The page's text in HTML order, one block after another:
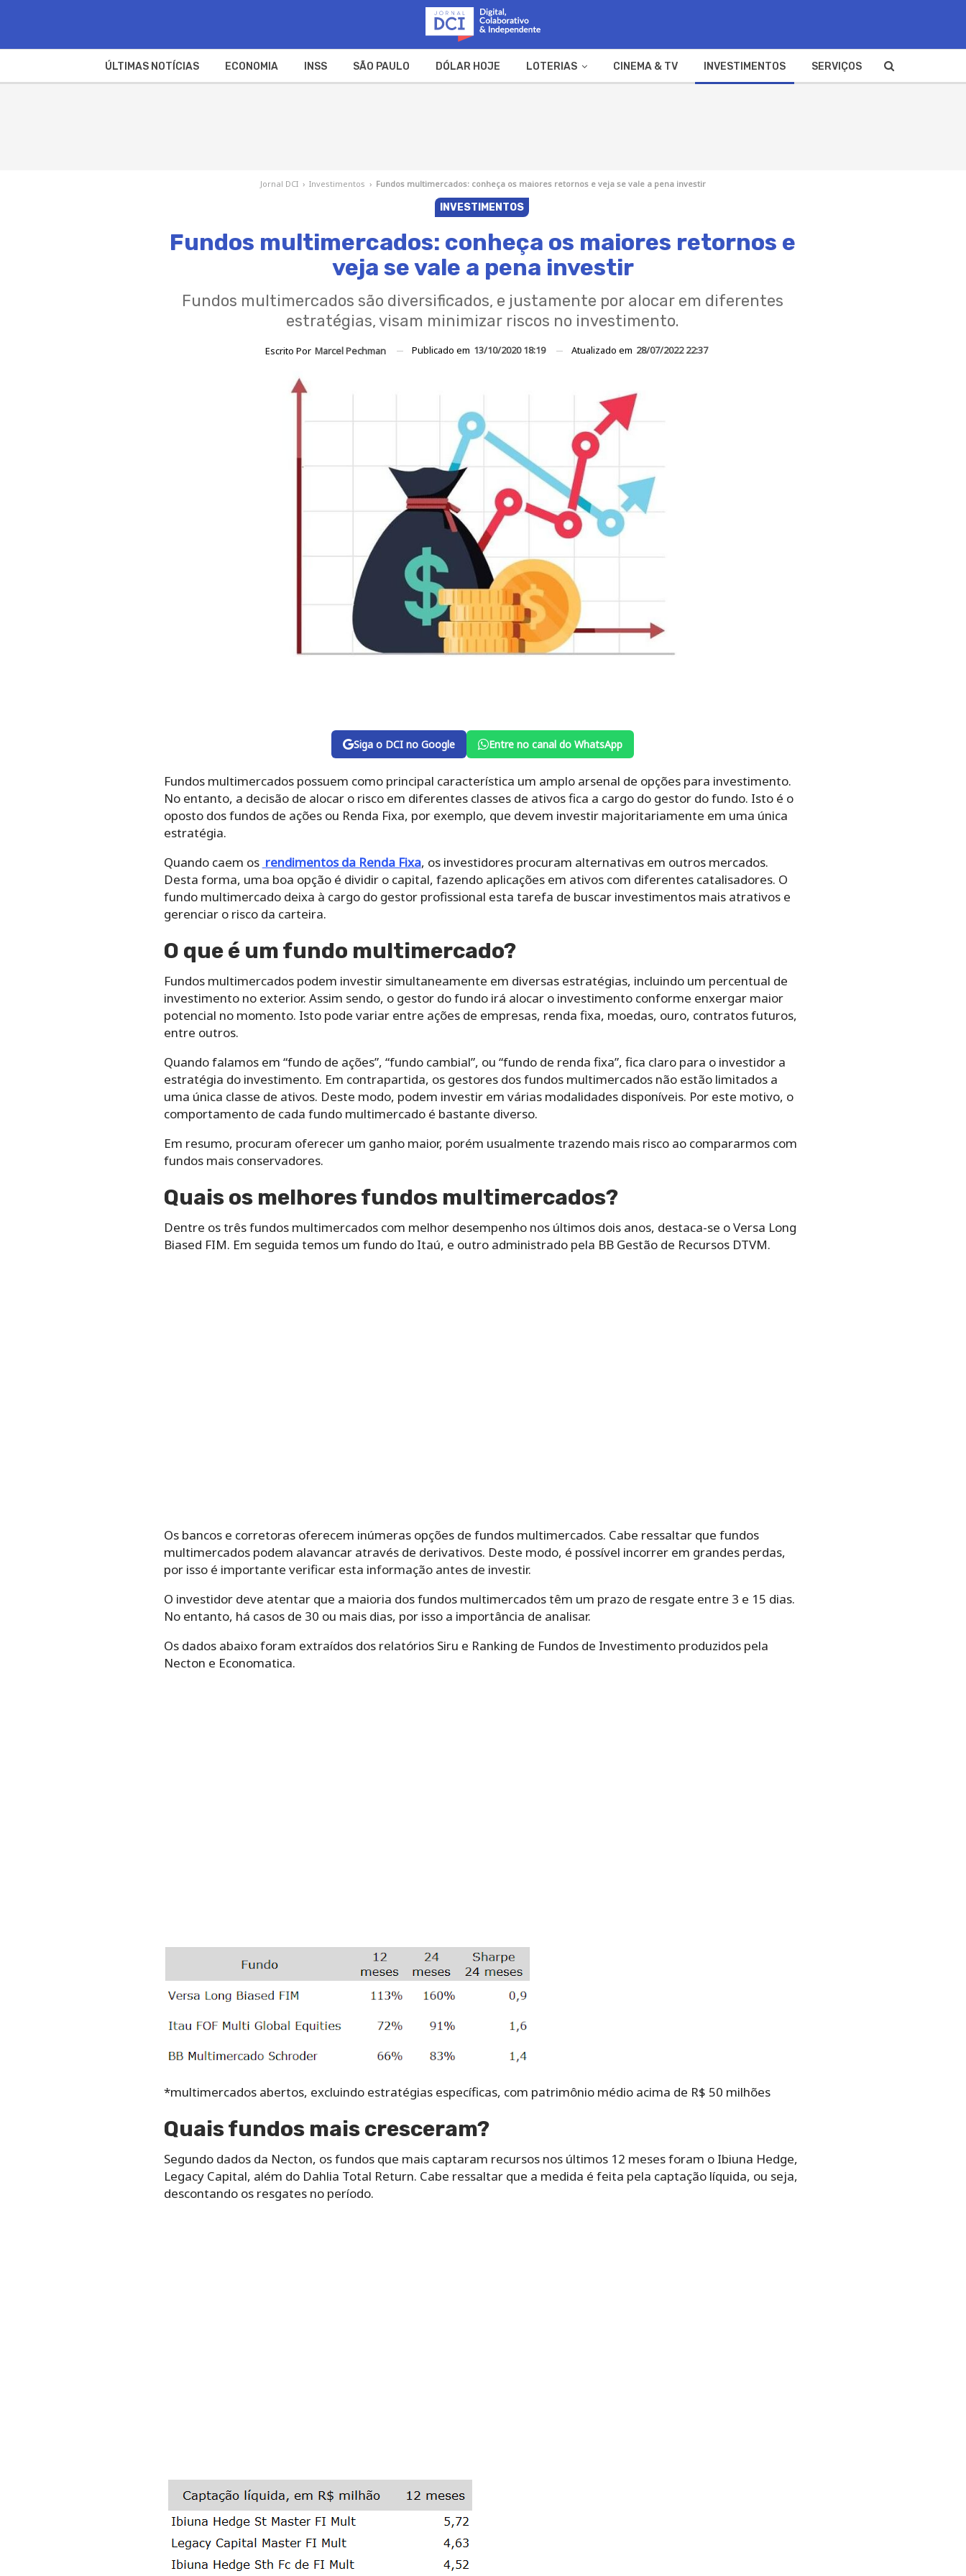
ÚLTIMAS NOTÍCIAS ECONOMIA INSS SÃO PAULO DÓLAR HOJE LOTERIAS CINEMA & TV INVESTIMENTOS SERVIÇOS
Jornal DCI › Investimentos › Fundos multimercados: conheça os maiores retornos e veja se vale a pena investir
INVESTIMENTOS
Fundos multimercados: conheça os maiores retornos e
veja se vale a pena investir
Fundos multimercados são diversificados, e justamente por alocar em diferentes
estratégias, visam minimizar riscos no investimento.
Escrito Por Marcel Pechman Publicado em 13/10/2020 18:19 Atualizado em 28/07/2022 22:37
Siga o DCI no Google Entre no canal do WhatsApp
Fundos multimercados possuem como principal característica um amplo arsenal de opções para investimento.
No entanto, a decisão de alocar o risco em diferentes classes de ativos fica a cargo do gestor do fundo. Isto é o
oposto dos fundos de ações ou Renda Fixa, por exemplo, que devem investir majoritariamente em uma única
estratégia.
Quando caem os rendimentos da Renda Fixa, os investidores procuram alternativas em outros mercados.
Desta forma, uma boa opção é dividir o capital, fazendo aplicações em ativos com diferentes catalisadores. O
fundo multimercado deixa à cargo do gestor profissional esta tarefa de buscar investimentos mais atrativos e
gerenciar o risco da carteira.
O que é um fundo multimercado?
Fundos multimercados podem investir simultaneamente em diversas estratégias, incluindo um percentual de
investimento no exterior. Assim sendo, o gestor do fundo irá alocar o investimento conforme enxergar maior
potencial no momento. Isto pode variar entre ações de empresas, renda fixa, moedas, ouro, contratos futuros,
entre outros.
Quando falamos em “fundo de ações”, “fundo cambial”, ou “fundo de renda fixa”, fica claro para o investidor a
estratégia do investimento. Em contrapartida, os gestores dos fundos multimercados não estão limitados a
uma única classe de ativos. Deste modo, podem investir em várias modalidades disponíveis. Por este motivo, o
comportamento de cada fundo multimercado é bastante diverso.
Em resumo, procuram oferecer um ganho maior, porém usualmente trazendo mais risco ao compararmos com
fundos mais conservadores.
Quais os melhores fundos multimercados?
Dentre os três fundos multimercados com melhor desempenho nos últimos dois anos, destaca-se o Versa Long
Biased FIM. Em seguida temos um fundo do Itaú, e outro administrado pela BB Gestão de Recursos DTVM.
Os bancos e corretoras oferecem inúmeras opções de fundos multimercados. Cabe ressaltar que fundos
multimercados podem alavancar através de derivativos. Deste modo, é possível incorrer em grandes perdas,
por isso é importante verificar esta informação antes de investir.
O investidor deve atentar que a maioria dos fundos multimercados têm um prazo de resgate entre 3 e 15 dias.
No entanto, há casos de 30 ou mais dias, por isso a importância de analisar.
Os dados abaixo foram extraídos dos relatórios Siru e Ranking de Fundos de Investimento produzidos pela
Necton e Economatica.
*multimercados abertos, excluindo estratégias específicas, com patrimônio médio acima de R$ 50 milhões
Quais fundos mais cresceram?
Segundo dados da Necton, os fundos que mais captaram recursos nos últimos 12 meses foram o Ibiuna Hedge,
Legacy Capital, além do Dahlia Total Return. Cabe ressaltar que a medida é feita pela captação líquida, ou seja,
descontando os resgates no período.